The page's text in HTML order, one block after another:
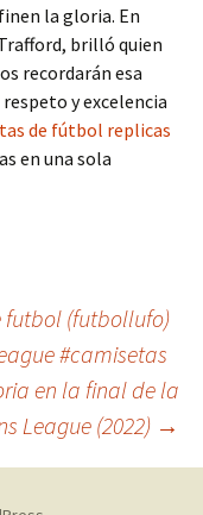
la gloria. En
brilló quien
recordarán esa
y excelencia
de fútbol replicas
en una sola
futbol (futbollufo)
#camisetas
en la final de la
League (2022) →